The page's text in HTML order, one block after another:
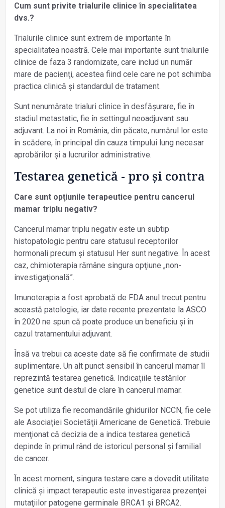
Cum sunt privite trialurile clinice în specialitatea
dvs.?
Trialurile clinice sunt extrem de importante în
specialitatea noastră. Cele mai importante sunt trialurile
clinice de faza 3 randomizate, care includ un număr
mare de pacienţi, acestea fiind cele care ne pot schimba
practica clinică și standardul de tratament.
Sunt nenumărate trialuri clinice în desfășurare, fie în
stadiul metastatic, fie în settingul neoadjuvant sau
adjuvant. La noi în România, din păcate, numărul lor este
în scădere, în principal din cauza timpului lung necesar
aprobărilor și a lucrurilor administrative.
Testarea genetică - pro și contra
Care sunt opţiunile terapeutice pentru cancerul
mamar triplu negativ?
Cancerul mamar triplu negativ este un subtip
histopatologic pentru care statusul receptorilor
hormonali precum și statusul Her sunt negative. În acest
caz, chimioterapia rămâne singura opţiune „non-
investigaţională”.
Imunoterapia a fost aprobată de FDA anul trecut pentru
această patologie, iar date recente prezentate la ASCO
în 2020 ne spun că poate produce un beneficiu și în
cazul tratamentului adjuvant.
Însă va trebui ca aceste date să fie confirmate de studii
suplimentare. Un alt punct sensibil în cancerul mamar îl
reprezintă testarea genetică. Indicaţiile testărilor
genetice sunt destul de clare în cancerul mamar.
Se pot utiliza fie recomandările ghidurilor NCCN, fie cele
ale Asociaţiei Societăţii Americane de Genetică. Trebuie
menţionat că decizia de a indica testarea genetică
depinde în primul rând de istoricul personal și familial
de cancer.
În acest moment, singura testare care a dovedit utilitate
clinică și impact terapeutic este investigarea prezenţei
mutaţiilor patogene germinale BRCA1 și BRCA2.